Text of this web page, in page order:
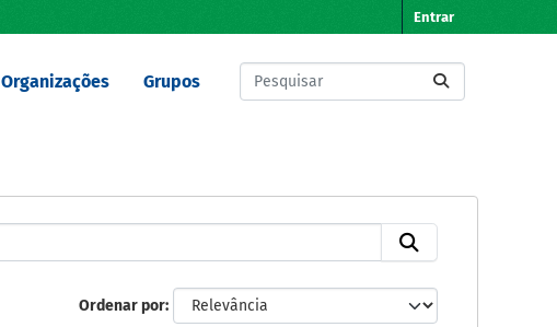
Entrar
Organizações Grupos
Ordenar por